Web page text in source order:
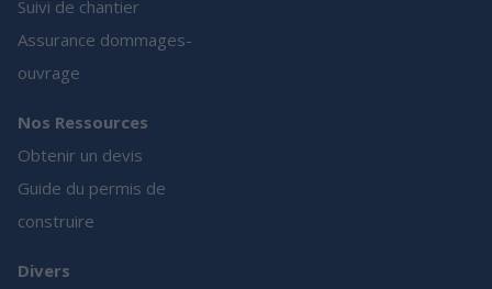
Suivi de chantier
Assurance dommages-
ouvrage
Nos Ressources
Obtenir un devis
Guide du permis de
construire
Divers